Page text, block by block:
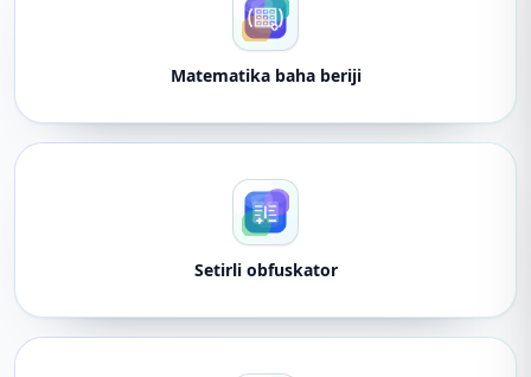
Matematika baha beriji
Setirli obfuskator